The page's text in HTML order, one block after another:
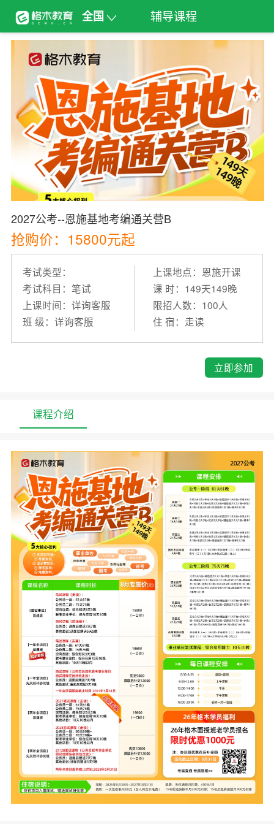
全国 辅导课程
2027公考--恩施基地考编通关营B
抢购价：15800元起
考试类型：
考试科目：笔试
上课时间：详询客服
班 级：详询客服
上课地点：恩施开课
课 时：149天149晚
限招人数：100人
住 宿：走读
立即参加
课程介绍